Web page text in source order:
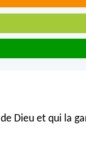
Dieu et qui la